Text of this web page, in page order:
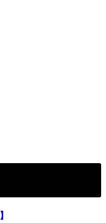
】